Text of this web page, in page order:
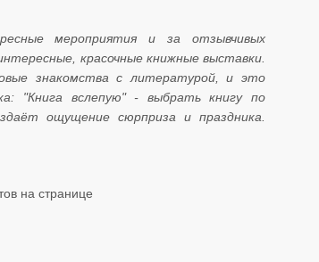
мероприятия и за отзывчивых
красочные книжные выставки.
знакомства с литературой, и это
"Книга вслепую" - выбрать книгу по
ощущение сюрприза и праздника.
на странице